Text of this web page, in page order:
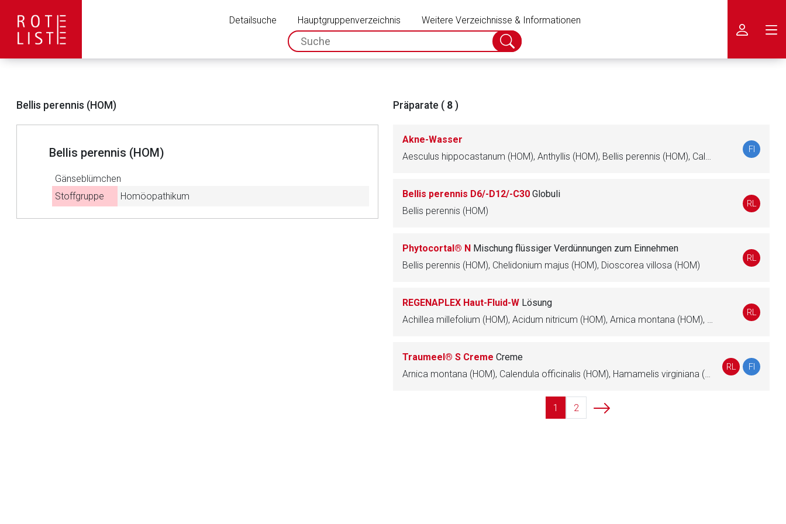
Detailsuche Hauptgruppenverzeichnis
Weitere Verzeichnisse & Informationen
spc.search.input.placeholder
Suche
abschicken
Bellis perennis (HOM)
Bellis perennis (HOM)
Gänseblümchen
Stoffgruppe
Homöopathikum
Präparate ( 8 )
Akne-Wasser
Aesculus hippocastanum (HOM), Anthyllis (HOM), Bellis perennis (HOM), Calendula officinalis (HOM), Cutis (HOM), Echinacea (HOM), Funiculus umbilicalis (HOM), Placenta (HOM), Ren (HOM), Tropaeolum (HOM)
FI
Bellis perennis D6/-D12/-C30 Globuli
Bellis perennis (HOM)
RL
Phytocortal® N Mischung flüssiger Verdünnungen zum Einnehmen
Bellis perennis (HOM), Chelidonium majus (HOM), Dioscorea villosa (HOM)
RL
REGENAPLEX Haut-Fluid-W Lösung
Achillea millefolium (HOM), Acidum nitricum (HOM), Arnica montana (HOM), Artemisia abrotanum (HOM), Bellis perennis (HOM), Carbo animalis (HOM), Echinacea angustifolia (HOM), Hamamelis virginiana (HOM), Chamomilla recutita (HOM), Nasturtium officinale (HOM)
RL
Traumeel® S Creme Creme
Arnica montana (HOM), Calendula officinalis (HOM), Hamamelis virginiana (HOM), Echinacea angustifolia (HOM), Echinacea purpurea (HOM), Chamomilla recutita (HOM), Symphytum officinale (HOM), Bellis perennis (HOM), Hypericum perforatum (HOM), Achillea millefolium (HOM), Aconitum napellus (HOM), Atropa belladonna (HOM), Mercurius solubilis Hahnemanni (HOM), Hepar sulfuris (HOM)
RL FI
1 2
Der von Ihnen aufgerufene Link öffnet eine externe Web-Seite. Für die Inhalte der externen Web-Seite ist deren
Betreiber verantwortlich. Ebenso gelten dort ggf. andere Datenschutzbestimmungen.